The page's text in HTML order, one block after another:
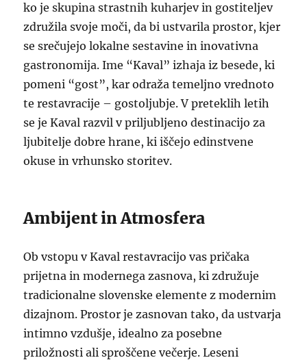
ko je skupina strastnih kuharjev in gostiteljev
združila svoje moči, da bi ustvarila prostor, kjer
se srečujejo lokalne sestavine in inovativna
gastronomija. Ime “Kaval” izhaja iz besede, ki
pomeni “gost”, kar odraža temeljno vrednoto
te restavracije – gostoljubje. V preteklih letih
se je Kaval razvil v priljubljeno destinacijo za
ljubitelje dobre hrane, ki iščejo edinstvene
okuse in vrhunsko storitev.
Ambijent in Atmosfera
Ob vstopu v Kaval restavracijo vas pričaka
prijetna in modernega zasnova, ki združuje
tradicionalne slovenske elemente z modernim
dizajnom. Prostor je zasnovan tako, da ustvarja
intimno vzdušje, idealno za posebne
priložnosti ali sproščene večerje. Leseni